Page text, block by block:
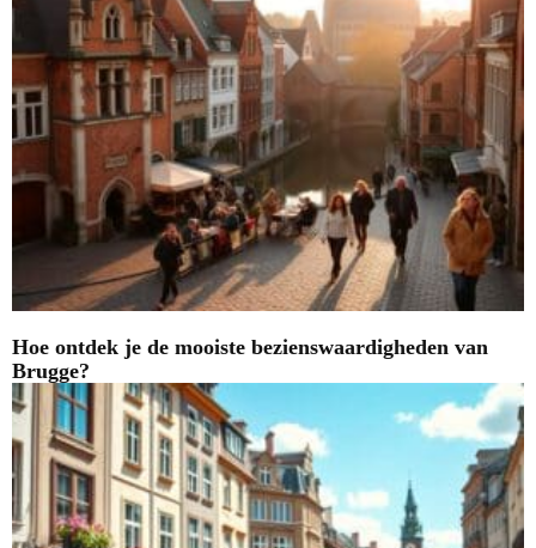
Hoe ontdek je de mooiste bezienswaardigheden van
Brugge?